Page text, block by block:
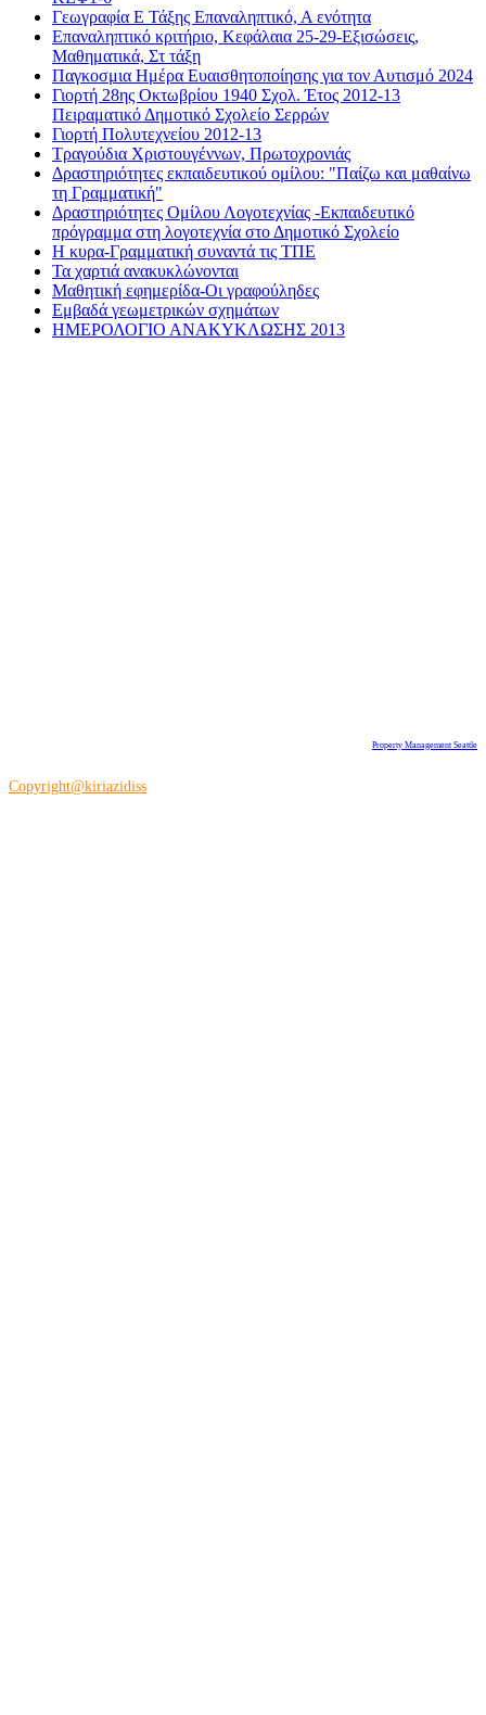
Γεωγραφία Ε Τάξης Επαναληπτικό, Α ενότητα
Επαναληπτικό κριτήριο, Κεφάλαια 25-29-Εξισώσεις,
Μαθηματικά, Στ τάξη
Παγκοσμια Ημέρα Ευαισθητοποίησης για τον Αυτισμό 2024
Γιορτή 28ης Οκτωβρίου 1940 Σχολ. Έτος 2012-13
Πειραματικό Δημοτικό Σχολείο Σερρών
Γιορτή Πολυτεχνείου 2012-13
Τραγούδια Χριστουγέννων, Πρωτοχρονιάς
Δραστηριότητες εκπαιδευτικού ομίλου: "Παίζω και μαθαίνω
τη Γραμματική"
Δραστηριότητες Ομίλου Λογοτεχνίας -Εκπαιδευτικό
πρόγραμμα στη λογοτεχνία στο Δημοτικό Σχολείο
Η κυρα-Γραμματική συναντά τις ΤΠΕ
Τα χαρτιά ανακυκλώνονται
Μαθητική εφημερίδα-Οι γραφούληδες
Εμβαδά γεωμετρικών σχημάτων
ΗΜΕΡΟΛΟΓΙΟ ΑΝΑΚΥΚΛΩΣΗΣ 2013
Property Management Seattle
Copyright@kiriazidiss